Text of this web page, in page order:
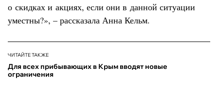
о скидках и акциях, если они в данной ситуации
уместны?», – рассказала Анна Кельм.
ЧИТАЙТЕ ТАКЖЕ
Для всех прибывающих в Крым вводят новые
ограничения